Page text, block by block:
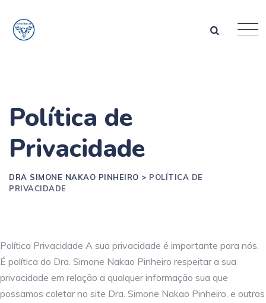
content
Política de
Privacidade
DRA SIMONE NAKAO PINHEIRO > POLÍTICA DE
PRIVACIDADE
Política Privacidade A sua privacidade é importante para nós.
É política do Dra. Simone Nakao Pinheiro respeitar a sua
privacidade em relação a qualquer informação sua que
possamos coletar no site Dra. Simone Nakao Pinheiro, e outros